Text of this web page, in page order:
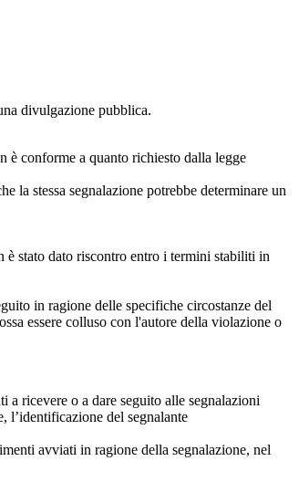
divulgazione pubblica.
è conforme a quanto richiesto dalla legge
la stessa segnalazione potrebbe determinare un
è stato dato riscontro entro i termini stabiliti in
in ragione delle specifiche circostanze del
essere colluso con l'autore della violazione o
a ricevere o a dare seguito alle segnalazioni
l’identificazione del segnalante
avviati in ragione della segnalazione, nel